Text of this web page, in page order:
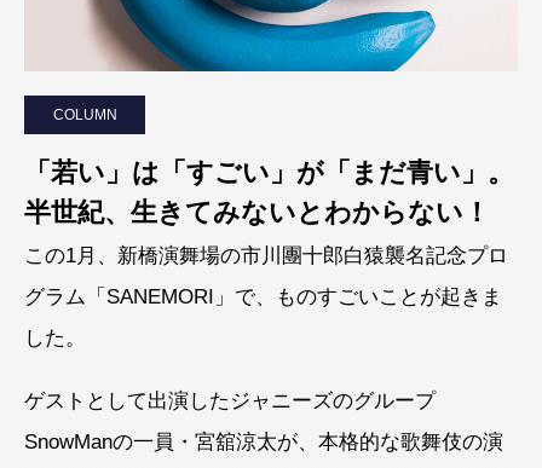
COLUMN
「若い」は「すごい」が「まだ青い」。
半世紀、生きてみないとわからない！
この1月、新橋演舞場の市川團十郎白猿襲名記念プロ
グラム「SANEMORI」で、ものすごいことが起きま
した。
ゲストとして出演したジャニーズのグループ
SnowManの一員・宮舘涼太が、本格的な歌舞伎の演